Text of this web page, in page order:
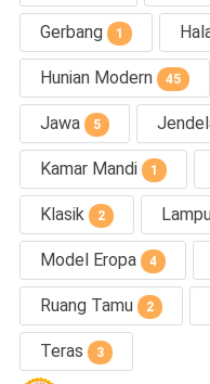
Gerbang 1
Hunian Modern 45
Jawa 5
Kamar Mandi 1
Klasik 2
Model Eropa 4
Ruang Tamu 2
Teras 3